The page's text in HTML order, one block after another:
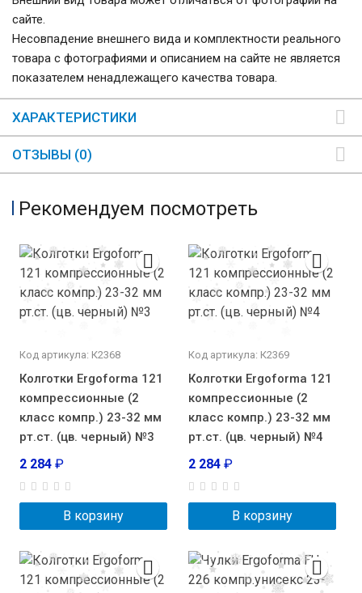
сайте.
Несовпадение внешнего вида и комплектности реального
товара с фотографиями и описанием на сайте не является
показателем ненадлежащего качества товара.
ХАРАКТЕРИСТИКИ
ОТЗЫВЫ (0)
Рекомендуем посмотреть
Код артикула: К2368
Колготки Ergoforma 121
компрессионные (2
класс компр.) 23-32 мм
рт.ст. (цв. черный) №3
2 284 ₽
В корзину
Код артикула: К2369
Колготки Ergoforma 121
компрессионные (2
класс компр.) 23-32 мм
рт.ст. (цв. черный) №4
2 284 ₽
В корзину